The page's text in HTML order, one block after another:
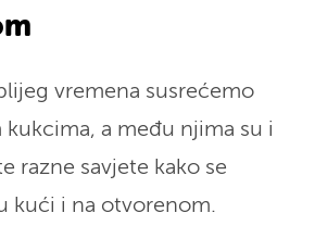
vremena susrećemo
kukcima, a među njima su i
razne savjete kako se
kući i na otvorenom.